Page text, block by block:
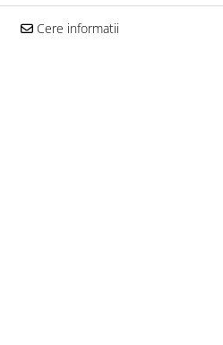
Cere informatii